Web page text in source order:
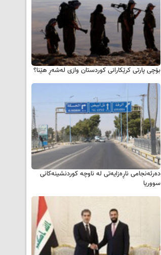
بۆچی پارتی کرێکارانی کوردستان وازی لەشەڕ هێنا؟
دەرئەنجامی ناڕەزایەتی لە ناوچە کوردنشینەکانی
سووریا